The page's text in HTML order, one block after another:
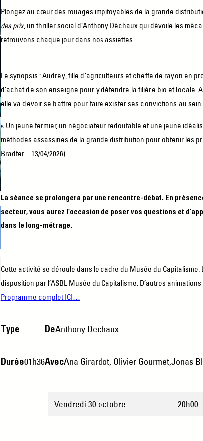
Plongez au cœur des rouages impitoyables de la grande
des prix, un thriller social d’Anthony Déchaux qui dévoile les
retrouvons chaque jour dans nos assiettes.
Le synopsis : Audrey, fille d’agriculteurs et cheffe de rayon en
d’achat de son enseigne pour y défendre la filière bio et locale.
elle va devoir se battre pour faire exister ses convictions au sein
« Un jeune fermier, un négociateur redoutable et une jeune
méthodes assassines de la grande distribution pour obtenir les
Bradfer – 13/04/2026)
La séance se prolongera par une rencontre-débat. En
secteur, vous aurez l’occasion de poser vos questions et
dans le long-métrage.
Cette activité se déroule dans le cadre du Musée du Capitalisme.
disposition par l’ASBL Musée du Capitalisme. D’autres
Programme complet ICI…
Type
Durée01h36
DeAnthony Dechaux
AvecAna Girardot, Olivier Gourmet,Jonas
Vendredi 30 octobre 20h00